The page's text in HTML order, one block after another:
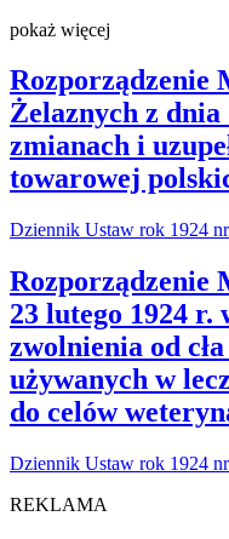
pokaż więcej
Rozporządzenie
Żelaznych z dnia
zmianach i
towarowej
Dziennik Ustaw rok 1924
Rozporządzenie
23 lutego 1924 r.
zwolnienia od
używanych w
do celów
Dziennik Ustaw rok 1924
REKLAMA